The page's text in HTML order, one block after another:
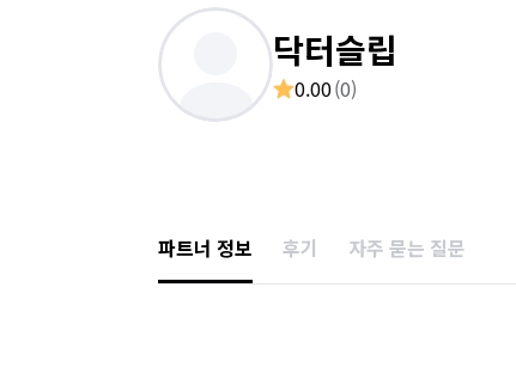
닥터슬립
0.00(0)
파트너 정보 후기 자주 묻는 질문